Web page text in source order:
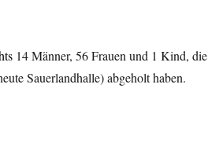
14 Männer, 56 Frauen und 1 Kind, die
Sauerlandhalle) abgeholt haben.